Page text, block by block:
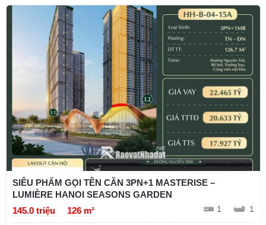
SIÊU PHẨM GỌI TÊN CĂN 3PN+1 MASTERISE –
LUMIÈRE HANOI SEASONS GARDEN
145.0 triệu
126 m² 1 1